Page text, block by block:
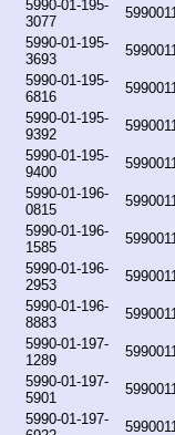
5990-01-195-
3077
5990-01-195-
3693
5990-01-195-
6816
5990-01-195-
9392
5990-01-195-
9400
5990-01-196-
0815
5990-01-196-
1585
5990-01-196-
2953
5990-01-196-
8883
5990-01-197-
1289
5990-01-197-
5901
5990-01-197-